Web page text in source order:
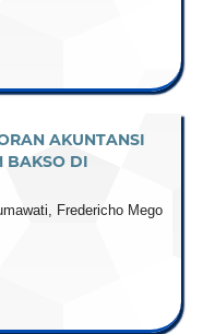
AKUNTANSI
BAKSO DI
Fredericho Mego